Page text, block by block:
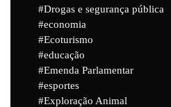
Drogas e segurança pública
economia
Ecoturismo
educação
Emenda Parlamentar
esportes
Exploração Animal